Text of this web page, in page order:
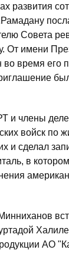
развития
Совета
От имени
во время
и члены
войск
и сделал
в
АО